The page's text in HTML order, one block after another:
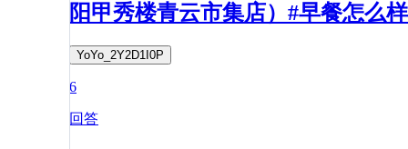
阳甲秀楼青云市集店）#早餐怎么样
YoYo_2Y2D1I0P
6
回答